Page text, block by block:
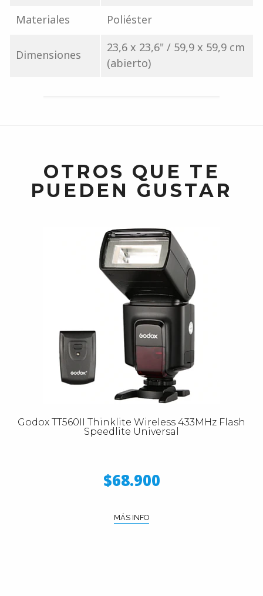
Materiales Poliéster
Dimensiones
23,6 x 23,6" / 59,9 x 59,9 cm
(abierto)
OTROS QUE TE
PUEDEN GUSTAR
Godox TT560II Thinklite Wireless 433MHz Flash
Speedlite Universal
$68.900
MÁS INFO